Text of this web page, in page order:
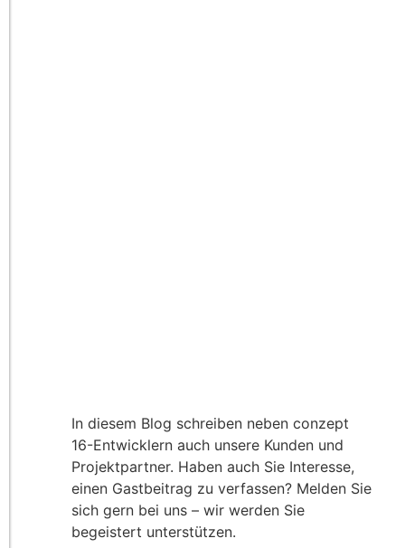
In diesem Blog schreiben neben conzept
16-Entwicklern auch unsere Kunden und
Projektpartner. Haben auch Sie Interesse,
einen Gastbeitrag zu verfassen? Melden Sie
sich gern bei uns – wir werden Sie
begeistert unterstützen.